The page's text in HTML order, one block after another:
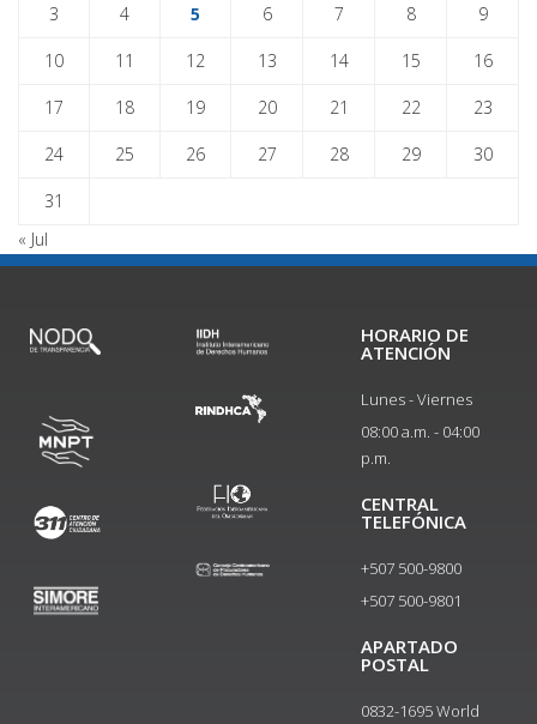
3 4 5 6 7 8 9
10 11 12 13 14 15 16
17 18 19 20 21 22 23
24 25 26 27 28 29 30
31
« Jul
HORARIO DE
ATENCIÓN
Lunes - Viernes
08:00 a.m. - 04:00
p.m.
CENTRAL
TELEFÓNICA
+507 500-9800
+507 500-9801​
APARTADO
POSTAL
0832-1695 World